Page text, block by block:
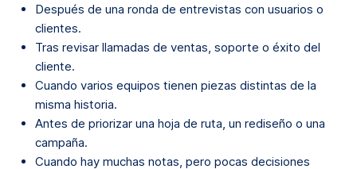
Después de una ronda de entrevistas con usuarios o
clientes.
Tras revisar llamadas de ventas, soporte o éxito del
cliente.
Cuando varios equipos tienen piezas distintas de la
misma historia.
Antes de priorizar una hoja de ruta, un rediseño o una
campaña.
Cuando hay muchas notas, pero pocas decisiones